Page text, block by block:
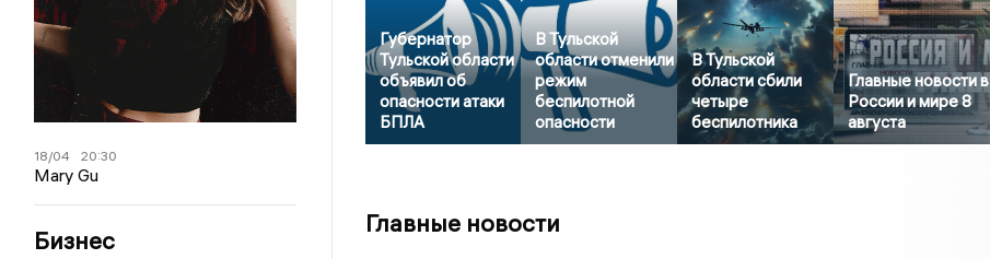
18/04 20:30
Mary Gu
Бизнес
Губернатор
Тульской области
объявил об
опасности атаки
БПЛА
В Тульской
области отменили
режим
беспилотной
опасности
В Тульской
области сбили
четыре
беспилотника
Главные новости в
России и мире 8
августа
Главные новости